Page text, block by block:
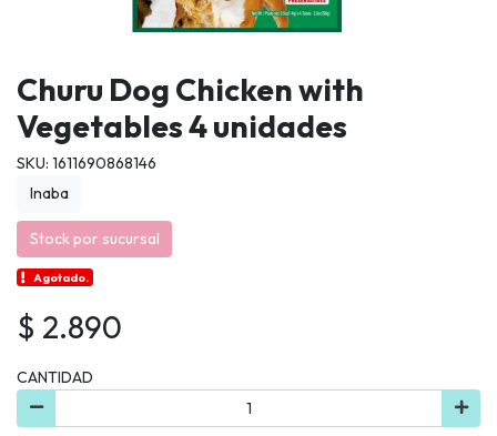
Churu Dog Chicken with
Vegetables 4 unidades
SKU: 1611690868146
Inaba
Stock por sucursal
Agotado.
$ 2.890
CANTIDAD